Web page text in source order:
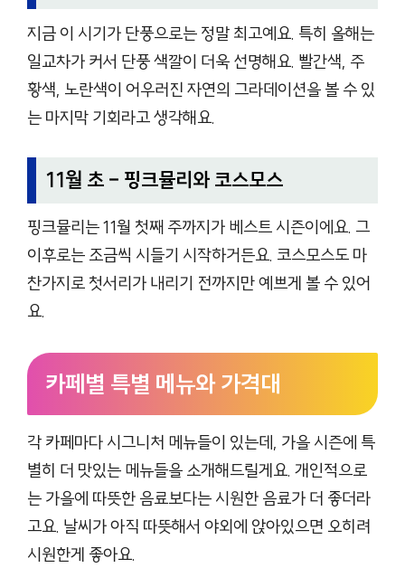
지금 이 시기가 단풍으로는 정말 최고예요. 특히 올해는
일교차가 커서 단풍 색깔이 더욱 선명해요. 빨간색, 주
황색, 노란색이 어우러진 자연의 그라데이션을 볼 수 있
는 마지막 기회라고 생각해요.
11월 초 – 핑크뮬리와 코스모스
핑크뮬리는 11월 첫째 주까지가 베스트 시즌이에요. 그
이후로는 조금씩 시들기 시작하거든요. 코스모스도 마
찬가지로 첫서리가 내리기 전까지만 예쁘게 볼 수 있어
요.
카페별 특별 메뉴와 가격대
각 카페마다 시그니처 메뉴들이 있는데, 가을 시즌에 특
별히 더 맛있는 메뉴들을 소개해드릴게요. 개인적으로
는 가을에 따뜻한 음료보다는 시원한 음료가 더 좋더라
고요. 날씨가 아직 따뜻해서 야외에 앉아있으면 오히려
시원한게 좋아요.